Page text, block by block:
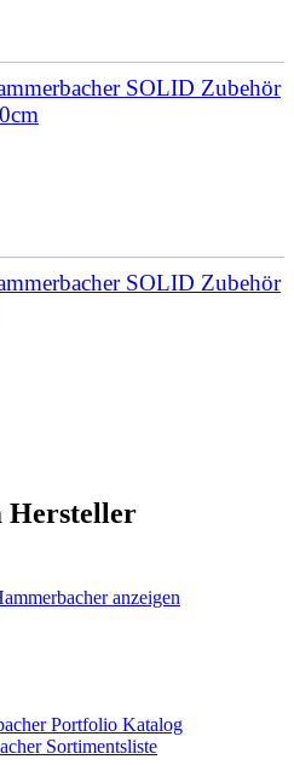
SOLID Zubehör
SOLID Zubehör
Hersteller
anzeigen